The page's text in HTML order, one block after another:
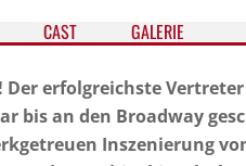
CAST GALE­RIE
Der erfolgreichste
bis an den Broadway
Inszenierung